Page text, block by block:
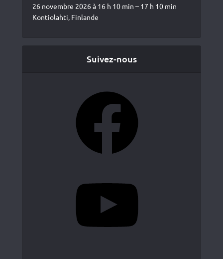
26 novembre 2026 à 16 h 10 min – 17 h 10 min
Kontiolahti, Finlande
Suivez-nous